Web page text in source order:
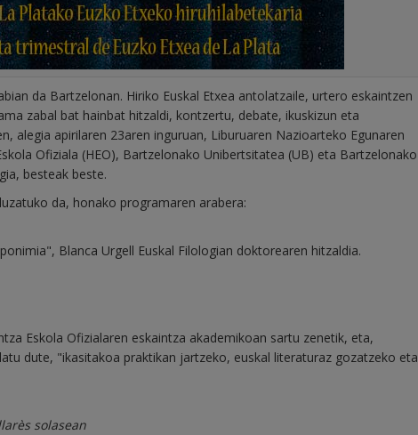
da Bartzelonan. Hiriko Euskal Etxea antolatzaile, urtero eskaintzen
zabal bat hainbat hitzaldi, kontzertu, debate, ikuskizun eta
alegia apirilaren 23aren inguruan, Liburuaren Nazioarteko Egunaren
Ofiziala (HEO), Bartzelonako Unibertsitatea (UB) eta Bartzelonako
besteak beste.
da, honako programaren arabera:
Blanca Urgell Euskal Filologian doktorearen hitzaldia.
Eskola Ofizialaren eskaintza akademikoan sartu zenetik, eta,
dute, "ikasitakoa praktikan jartzeko, euskal literaturaz gozatzeko eta
solasean